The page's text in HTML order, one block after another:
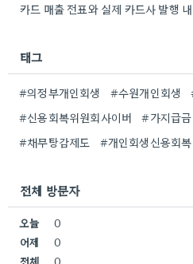
태그
#의정부개인회생 #수원개인회생
#신용회복위원회사이버
#가지급금
#채무탕감제도
#개인회생신용회복
전체 방문자
오늘
0
어제
0